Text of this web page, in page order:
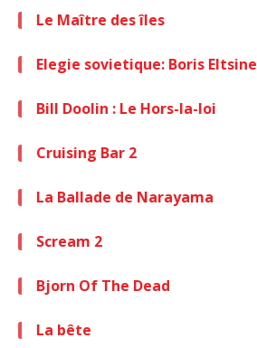
Le Maître des îles
Elegie sovietique: Boris Eltsine
Bill Doolin : Le Hors-la-loi
Cruising Bar 2
La Ballade de Narayama
Scream 2
Bjorn Of The Dead
La bête